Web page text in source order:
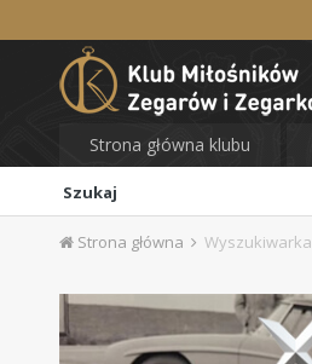
Strona główna klubu
Szukaj
Strona główna Wyszukiwarka